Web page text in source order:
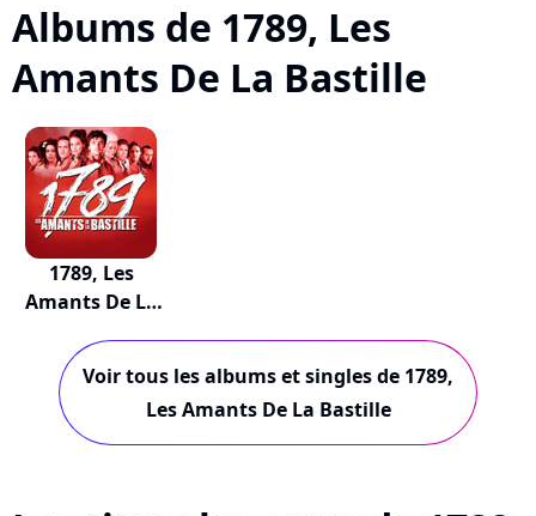
Albums de 1789, Les
Amants De La Bastille
1789, Les
Amants De La
Voir tous les albums et singles de 1789,
Les Amants De La Bastille